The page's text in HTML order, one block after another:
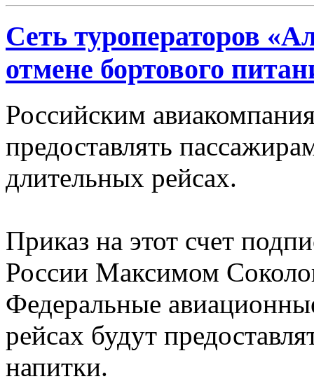
Сеть туроператоров
отмене бортового
Российским
предоставлять
длительных рейсах.
Приказ на этот счет
России Максимом
Федеральные
рейсах будут
напитки.